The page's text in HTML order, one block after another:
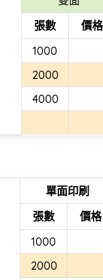
張數
價格
1000
2000
4000
單面印刷
張數
價格
1000
2000